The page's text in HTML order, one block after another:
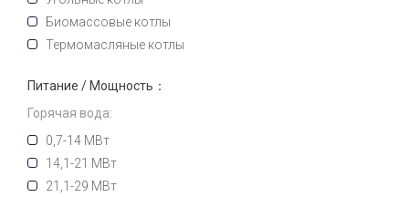
Биомассовые котлы
Термомасляные котлы
Питание / Мощность：
Горячая вода:
0,7-14 МВт
14,1-21 МВт
21,1-29 МВт